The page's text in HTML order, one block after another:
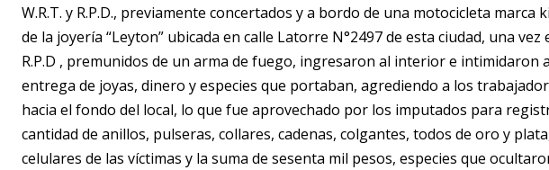
W.R.T. y R.P.D., previamente concertados y a bordo de una motocicleta marca
de la joyería “Leyton” ubicada en calle Latorre N°2497 de esta ciudad, una vez
R.P.D , premunidos de un arma de fuego, ingresaron al interior e intimidaron
entrega de joyas, dinero y especies que portaban, agrediendo a los
hacia el fondo del local, lo que fue aprovechado por los imputados para
cantidad de anillos, pulseras, collares, cadenas, colgantes, todos de oro y
celulares de las víctimas y la suma de sesenta mil pesos, especies que